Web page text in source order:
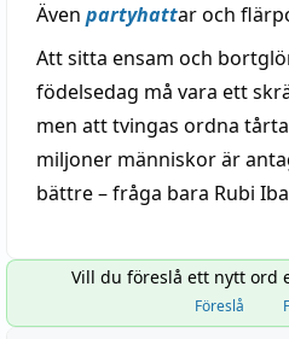
Även partyhattar och
Att sitta ensam och
födelsedag må vara ett
men att tvingas ordna
miljoner människor är
bättre – fråga bara Rubi
Vill du föreslå ett nytt ord
Föreslå